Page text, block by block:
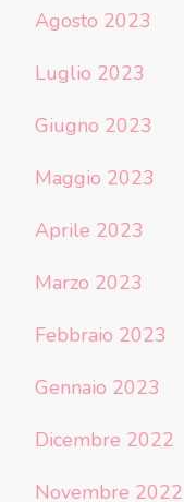
Agosto 2023
Luglio 2023
Giugno 2023
Maggio 2023
Aprile 2023
Marzo 2023
Febbraio 2023
Gennaio 2023
Dicembre 2022
Novembre 2022